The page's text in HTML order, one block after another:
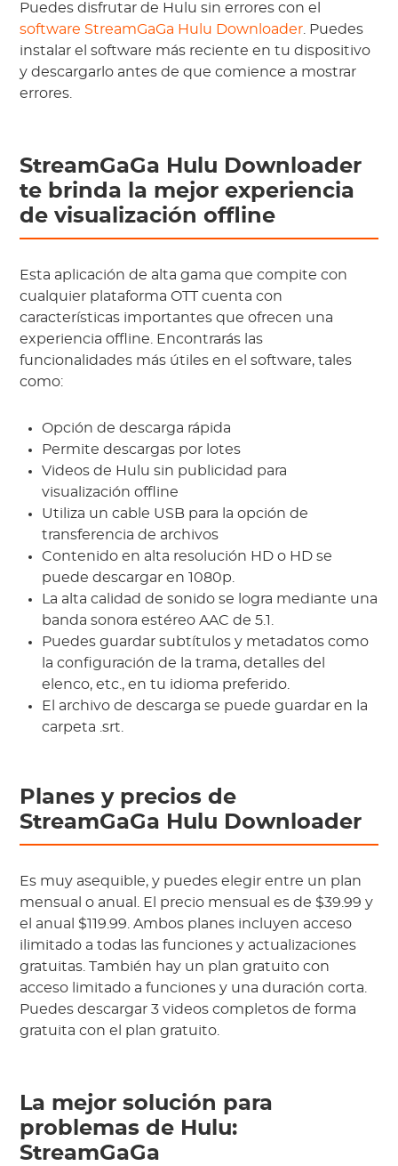
Puedes disfrutar de Hulu sin errores con el
software StreamGaGa Hulu Downloader. Puedes
instalar el software más reciente en tu dispositivo
y descargarlo antes de que comience a mostrar
errores.
StreamGaGa Hulu Downloader
te brinda la mejor experiencia
de visualización offline
Esta aplicación de alta gama que compite con
cualquier plataforma OTT cuenta con
características importantes que ofrecen una
experiencia offline. Encontrarás las
funcionalidades más útiles en el software, tales
como:
Opción de descarga rápida
Permite descargas por lotes
Videos de Hulu sin publicidad para
visualización offline
Utiliza un cable USB para la opción de
transferencia de archivos
Contenido en alta resolución HD o HD se
puede descargar en 1080p.
La alta calidad de sonido se logra mediante una
banda sonora estéreo AAC de 5.1.
Puedes guardar subtítulos y metadatos como
la configuración de la trama, detalles del
elenco, etc., en tu idioma preferido.
El archivo de descarga se puede guardar en la
carpeta .srt.
Planes y precios de
StreamGaGa Hulu Downloader
Es muy asequible, y puedes elegir entre un plan
mensual o anual. El precio mensual es de $39.99 y
el anual $119.99. Ambos planes incluyen acceso
ilimitado a todas las funciones y actualizaciones
gratuitas. También hay un plan gratuito con
acceso limitado a funciones y una duración corta.
Puedes descargar 3 videos completos de forma
gratuita con el plan gratuito.
La mejor solución para
problemas de Hulu:
StreamGaGa